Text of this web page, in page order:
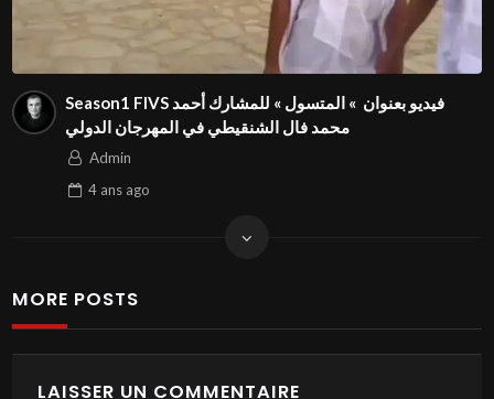
Season1 FIVS فيديو بعنوان » المتسول » للمشارك أحمد
محمد فال الشنقيطي⁩ في المهرجان الدولي
Admin
4 ansago
MORE POSTS
LAISSER UN COMMENTAIRE